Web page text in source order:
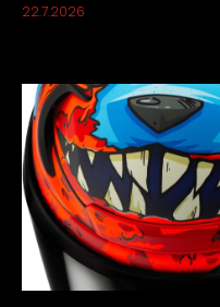
22.7.2026